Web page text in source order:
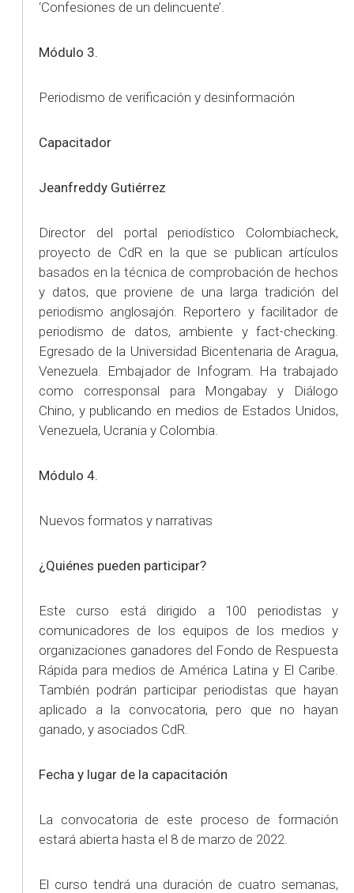
‘Confesiones de un delincuente’.
Módulo 3.
Periodismo de verificación y desinformación
Capacitador
Jeanfreddy Gutiérrez
Director del portal periodístico Colombiacheck,
proyecto de CdR en la que se publican artículos
basados en la técnica de comprobación de hechos
y datos, que proviene de una larga tradición del
periodismo anglosajón. Reportero y facilitador de
periodismo de datos, ambiente y fact-checking.
Egresado de la Universidad Bicentenaria de Aragua,
Venezuela. Embajador de Infogram. Ha trabajado
como corresponsal para Mongabay y Diálogo
Chino, y publicando en medios de Estados Unidos,
Venezuela, Ucrania y Colombia.
Módulo 4.
Nuevos formatos y narrativas
¿Quiénes pueden participar?
Este curso está dirigido a 100 periodistas y
comunicadores de los equipos de los medios y
organizaciones ganadores del Fondo de Respuesta
Rápida para medios de América Latina y El Caribe.
También podrán participar periodistas que hayan
aplicado a la convocatoria, pero que no hayan
ganado, y asociados CdR.
Fecha y lugar de la capacitación
La convocatoria de este proceso de formación
estará abierta hasta el 8 de marzo de 2022.
El curso tendrá una duración de cuatro semanas,